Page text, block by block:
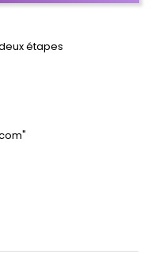
étapes